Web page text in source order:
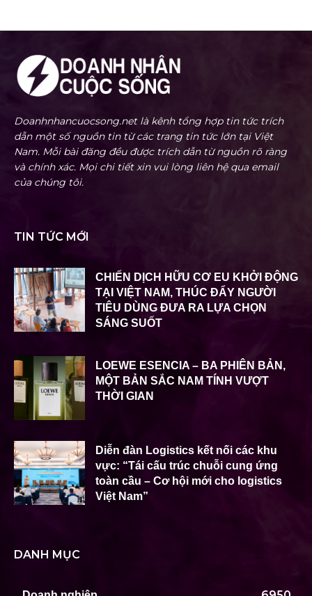
Doanhnhancuocsong.net là kênh tổng hợp tin tức trích
dẫn một số nguồn tin từ các trang tin tức lớn tại Việt
Nam. Mỗi bài đăng đều được trích dẫn từ nguồn rõ ràng
và chính xác. Mọi chi tiết xin vui lòng liên hệ qua email
của chúng tôi.
TIN TỨC MỚI
CHIẾN DỊCH HỮU CƠ EU KHỞI ĐỘNG
TẠI VIỆT NAM, THÚC ĐẨY NGƯỜI
TIÊU DÙNG ĐƯA RA LỰA CHỌN
SÁNG SUỐT
LOEWE ESENCIA – BA PHIÊN BẢN,
MỘT BẢN SẮC NAM TÍNH VƯỢT
THỜI GIAN
Diễn đàn Logistics kết nối các khu
vực: “Tái cấu trúc chuỗi cung ứng
toàn cầu – Cơ hội mới cho logistics
Việt Nam”
DANH MỤC